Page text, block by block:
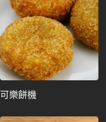
可樂餅機